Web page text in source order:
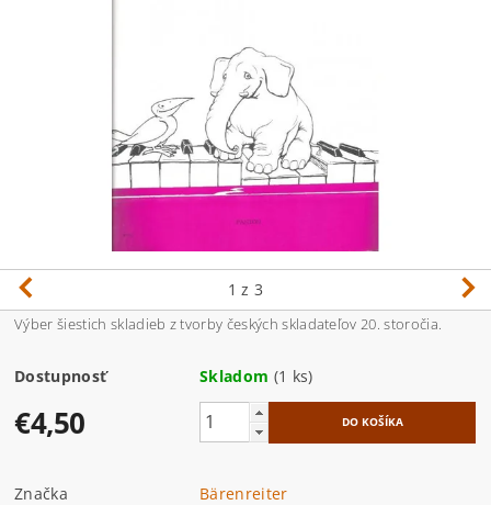
1 z 3
Výber šiestich skladieb z tvorby českých skladateľov 20. storočia.
Dostupnosť Skladom (1 ks)
€4,50
Značka
Bärenreiter